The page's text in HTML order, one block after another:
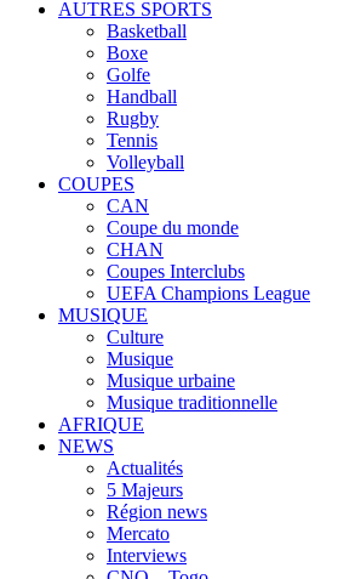
AUTRES SPORTS
Basketball
Boxe
Golfe
Handball
Rugby
Tennis
Volleyball
COUPES
CAN
Coupe du monde
CHAN
Coupes Interclubs
UEFA Champions League
MUSIQUE
Culture
Musique
Musique urbaine
Musique traditionnelle
AFRIQUE
NEWS
Actualités
5 Majeurs
Région news
Mercato
Interviews